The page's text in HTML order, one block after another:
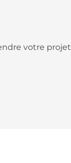
votre projet